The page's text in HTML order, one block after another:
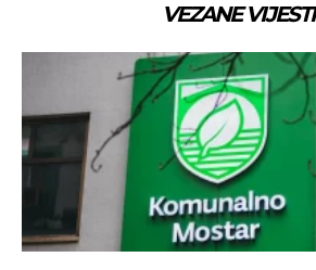
VEZANE VIJESTI